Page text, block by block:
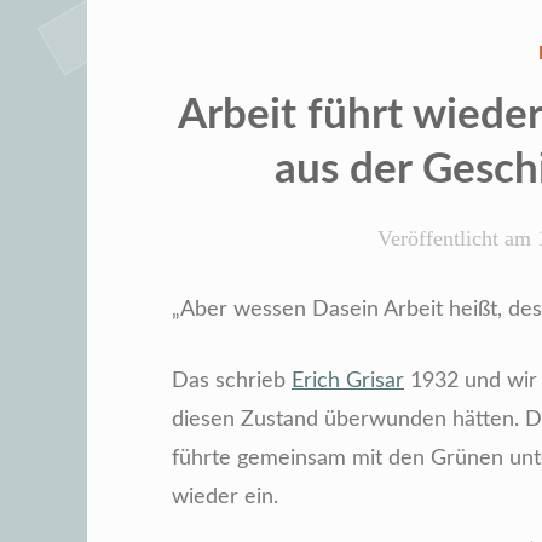
Arbeit führt
aus der
Veröffentlicht am
„Aber wessen Dasein Arbeit heißt,
Das schrieb Erich Grisar 1932 und
diesen Zustand überwunden hätten.
führte gemeinsam mit den Grünen
wieder ein.